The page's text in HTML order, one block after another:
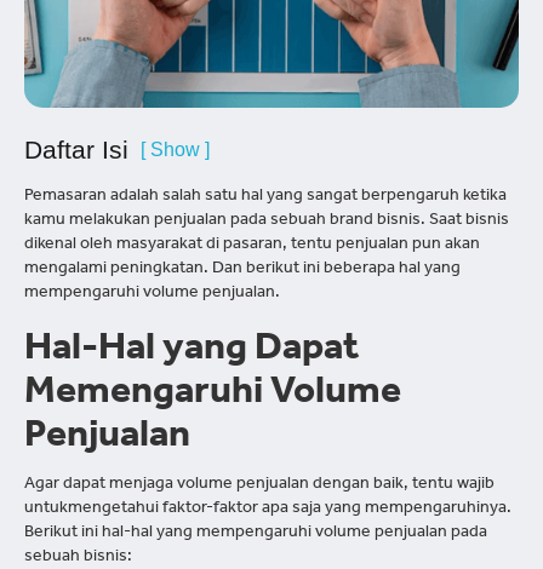
Daftar Isi [ Show ]
Pemasaran adalah salah satu hal yang sangat berpengaruh ketika
kamu melakukan penjualan pada sebuah brand bisnis. Saat bisnis
dikenal oleh masyarakat di pasaran, tentu penjualan pun akan
mengalami peningkatan. Dan berikut ini beberapa hal yang
mempengaruhi volume penjualan.
Hal-Hal yang Dapat
Memengaruhi Volume
Penjualan
Agar dapat menjaga volume penjualan dengan baik, tentu wajib
untukmengetahui faktor-faktor apa saja yang mempengaruhinya.
Berikut ini hal-hal yang mempengaruhi volume penjualan pada
sebuah bisnis: